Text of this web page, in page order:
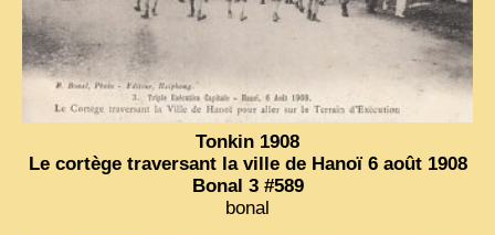
Tonkin 1908
Le cortège traversant la ville de Hanoï 6 août 1908
Bonal 3 #589
bonal